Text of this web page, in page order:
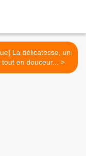
La délicatesse, un
film tout en douceur... >